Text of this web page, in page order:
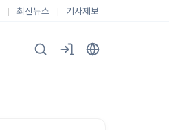
| 최신뉴스 | 기사제보